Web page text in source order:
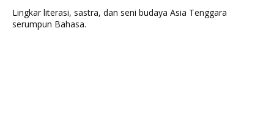
Lingkar literasi, sastra, dan seni budaya Asia Tenggara
serumpun Bahasa.